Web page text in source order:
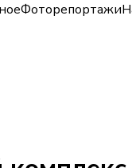
Фоторепортажи